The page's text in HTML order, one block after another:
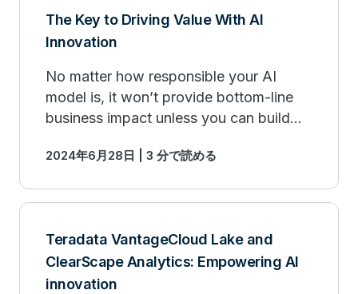
The Key to Driving Value With AI
Innovation
No matter how responsible your AI
model is, it won’t provide bottom-line
business impact unless you can build
2024年6月28日 | 3 分で読める
Teradata VantageCloud Lake and
ClearScape Analytics: Empowering AI
innovation